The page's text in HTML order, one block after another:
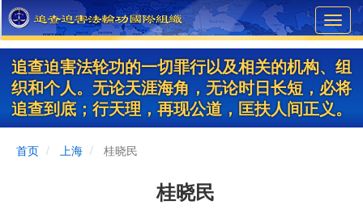
Skip
to
main
content
追查迫害法轮功的一切罪行以及相关的机构、组
织和个人。无论天涯海角，无论时日长短，必将
追查到底；行天理，再现公道，匡扶人间正义。
首页 上海 桂晓民
桂晓民